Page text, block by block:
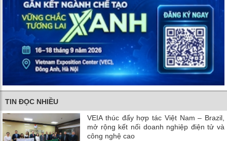
TIN ĐỌC NHIỀU
VEIA thúc đẩy hợp tác Việt Nam – Brazil,
mở rộng kết nối doanh nghiệp điện tử và
công nghệ cao